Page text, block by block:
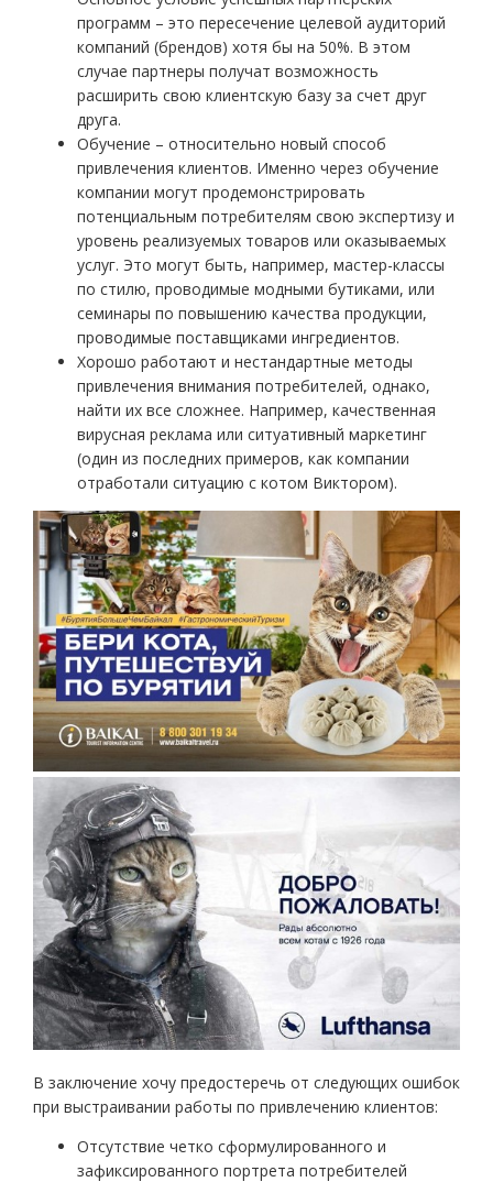
программ – это пересечение целевой аудиторий
компаний (брендов) хотя бы на 50%. В этом
случае партнеры получат возможность
расширить свою клиентскую базу за счет друг
друга.
Обучение – относительно новый способ
привлечения клиентов. Именно через обучение
компании могут продемонстрировать
потенциальным потребителям свою экспертизу и
уровень реализуемых товаров или оказываемых
услуг. Это могут быть, например, мастер-классы
по стилю, проводимые модными бутиками, или
семинары по повышению качества продукции,
проводимые поставщиками ингредиентов.
Хорошо работают и нестандартные методы
привлечения внимания потребителей, однако,
найти их все сложнее. Например, качественная
вирусная реклама или ситуативный маркетинг
(один из последних примеров, как компании
отработали ситуацию с котом Виктором).
В заключение хочу предостеречь от следующих ошибок
при выстраивании работы по привлечению клиентов:
Отсутствие четко сформулированного и
зафиксированного портрета потребителей